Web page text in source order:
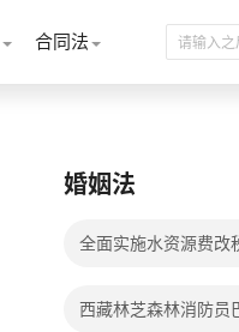
合同法
婚姻法
全面实施水资源费改
西藏林芝森林消防员